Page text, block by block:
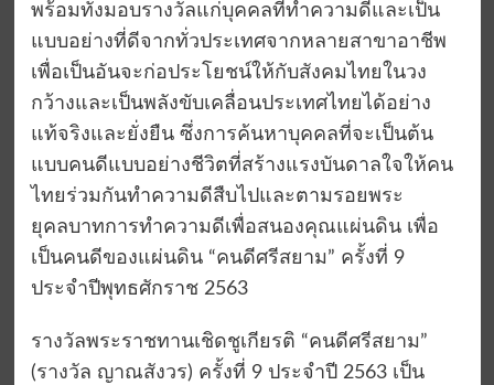
พร้อมทั้งมอบรางวัลแก่บุคคลที่ทำความดีและเป็น
แบบอย่างที่ดีจากทั่วประเทศจากหลายสาขาอาชีพ
เพื่อเป็นอันจะก่อประโยชน์ให้กับสังคมไทยในวง
กว้างและเป็นพลังขับเคลื่อนประเทศไทยได้อย่าง
แท้จริงและยั่งยืน ซึ่งการค้นหาบุคคลที่จะเป็นต้น
แบบคนดีแบบอย่างชีวิตที่สร้างแรงบันดาลใจให้คน
ไทยร่วมกันทำความดีสืบไปและตามรอยพระ
ยุคลบาทการทำความดีเพื่อสนองคุณแผ่นดิน เพื่อ
เป็นคนดีของแผ่นดิน “คนดีศรีสยาม” ครั้งที่ 9
ประจำปีพุทธศักราช 2563
รางวัลพระราชทานเชิดชูเกียรติ “คนดีศรีสยาม”
(รางวัล ญาณสังวร) ครั้งที่ 9 ประจำปี 2563 เป็น